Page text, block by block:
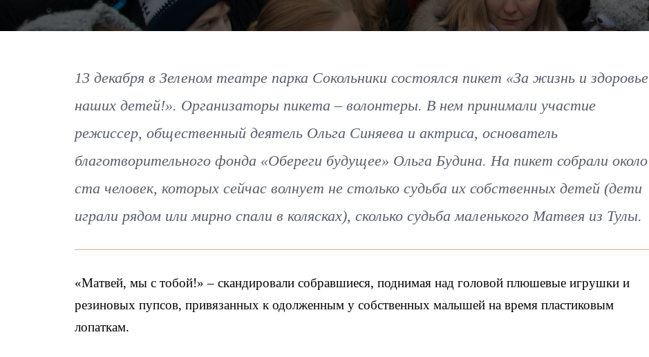
13 декабря в Зеленом театре парка Сокольники состоялся пикет «За жизнь и здоровье
наших детей!». Организаторы пикета – волонтеры. В нем принимали участие
режиссер, общественный деятель Ольга Синяева и актриса, основатель
благотворительного фонда «Обереги будущее» Ольга Будина. На пикет собрали около
ста человек, которых сейчас волнует не столько судьба их собственных детей (дети
играли рядом или мирно спали в колясках), сколько судьба маленького Матвея из Тулы.
«Матвей, мы с тобой!» – скандировали собравшиеся, поднимая над головой плюшевые игрушки и
резиновых пупсов, привязанных к одолженным у собственных малышей на время пластиковым
лопаткам.